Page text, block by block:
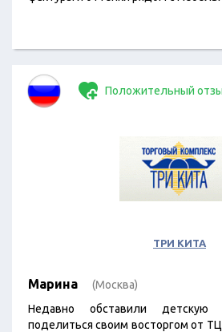
Положительный
ТРИ КИТА
Марина (Москва)
Недавно обставили
поделиться своим восторгом от